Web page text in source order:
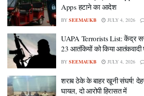
Apps हटाने का आदेश
BY SEEMAUKB JULY 4, 2026
UAPA Terrorists List: केंद्र
23 आतंकियों को किया आतंकवादी
BY SEEMAUKB JULY 4, 2026
शराब ठेके के बाहर खूनी संघर्ष!
घायल, दो आरोपी हिरासत में